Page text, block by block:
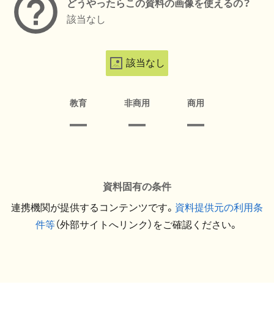
どうやったらこの資料の画像を使えるの？
該当なし
該当なし
教育 非商用 商用
資料固有の条件
連携機関が提供するコンテンツです。 資料提供元の利用条
件等（外部サイトへリンク）をご確認ください。